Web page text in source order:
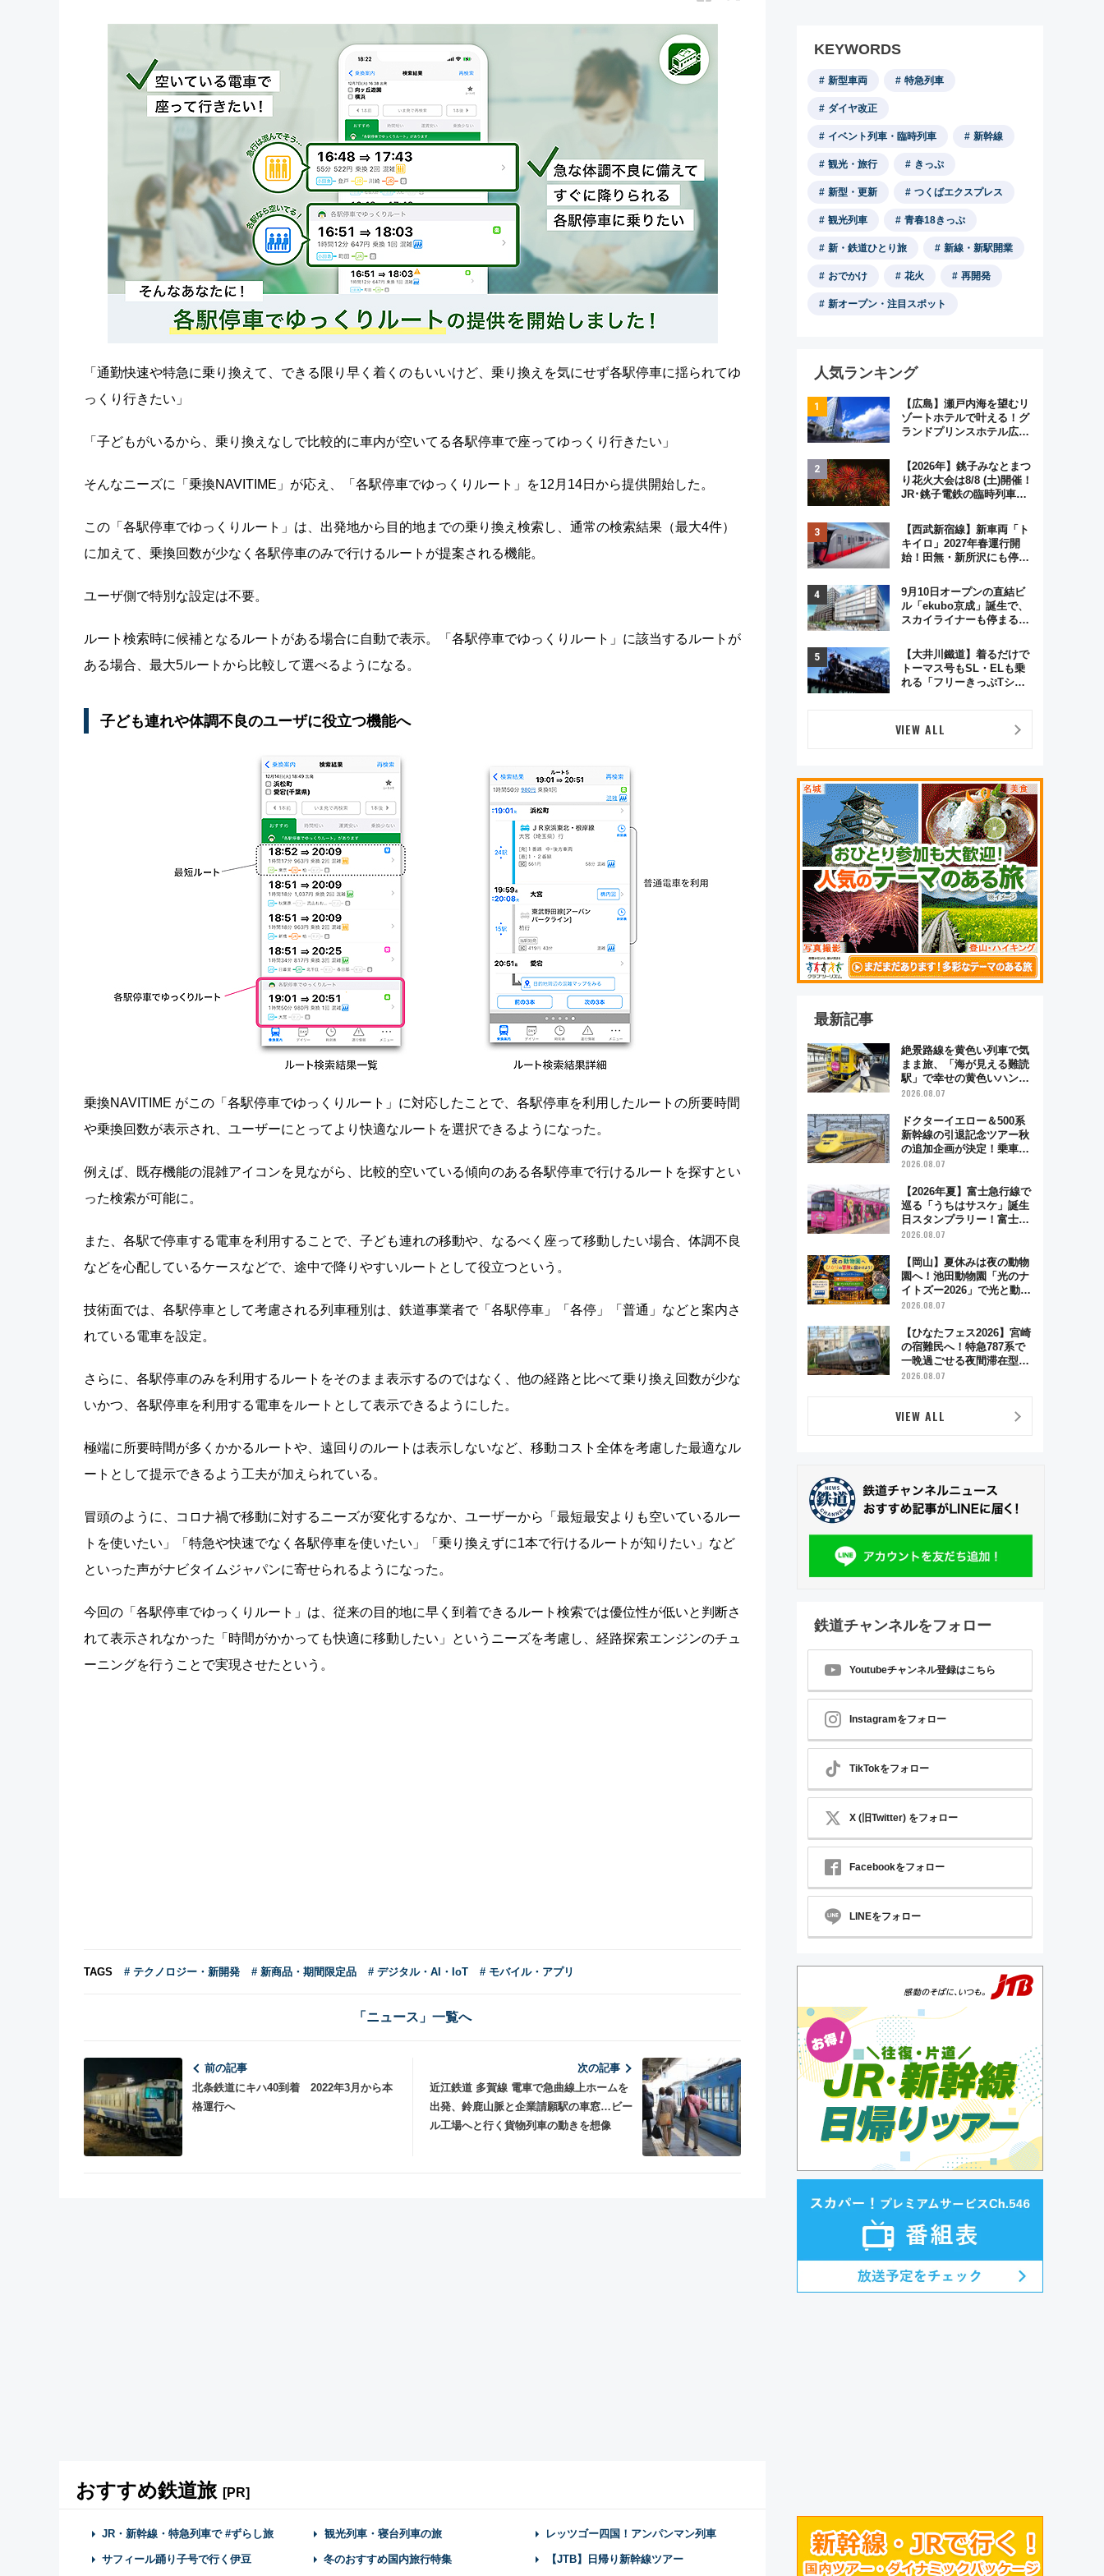
「通勤快速や特急に乗り換えて、できる限り早く着くのもいいけど、乗り換えを気にせず各駅停車に揺られてゆ
っくり行きたい」
「子どもがいるから、乗り換えなしで比較的に車内が空いてる各駅停車で座ってゆっくり行きたい」
そんなニーズに「乗換NAVITIME」が応え、「各駅停車でゆっくりルート」を12月14日から提供開始した。
この「各駅停車でゆっくりルート」は、出発地から目的地までの乗り換え検索し、通常の検索結果（最大4件）
に加えて、乗換回数が少なく各駅停車のみで行けるルートが提案される機能。
ユーザ側で特別な設定は不要。
ルート検索時に候補となるルートがある場合に自動で表示。「各駅停車でゆっくりルート」に該当するルートが
ある場合、最大5ルートから比較して選べるようになる。
子ども連れや体調不良のユーザに役立つ機能へ
乗換NAVITIME がこの「各駅停車でゆっくりルート」に対応したことで、各駅停車を利用したルートの所要時間
や乗換回数が表示され、ユーザーにとってより快適なルートを選択できるようになった。
例えば、既存機能の混雑アイコンを見ながら、比較的空いている傾向のある各駅停車で行けるルートを探すとい
った検索が可能に。
また、各駅で停車する電車を利用することで、子ども連れの移動や、なるべく座って移動したい場合、体調不良
などを心配しているケースなどで、途中で降りやすいルートとして役立つという。
技術面では、各駅停車として考慮される列車種別は、鉄道事業者で「各駅停車」「各停」「普通」などと案内さ
れている電車を設定。
さらに、各駅停車のみを利用するルートをそのまま表示するのではなく、他の経路と比べて乗り換え回数が少な
いかつ、各駅停車を利用する電車をルートとして表示できるようにした。
極端に所要時間が多くかかるルートや、遠回りのルートは表示しないなど、移動コスト全体を考慮した最適なル
ートとして提示できるよう工夫が加えられている。
冒頭のように、コロナ禍で移動に対するニーズが変化するなか、ユーザーから「最短最安よりも空いているルー
トを使いたい」「特急や快速でなく各駅停車を使いたい」「乗り換えずに1本で行けるルートが知りたい」など
といった声がナビタイムジャパンに寄せられるようになった。
今回の「各駅停車でゆっくりルート」は、従来の目的地に早く到着できるルート検索では優位性が低いと判断さ
れて表示されなかった「時間がかかっても快適に移動したい」というニーズを考慮し、経路探索エンジンのチュ
ーニングを行うことで実現させたという。
TAGS # テクノロジー・新開発 # 新商品・期間限定品 # デジタル・AI・IoT # モバイル・アプリ
「ニュース」一覧へ
前の記事
北条鉄道にキハ40到着 2022年3月から本
格運行へ
次の記事
近江鉄道 多賀線 電車で急曲線上ホームを
出発、鈴鹿山脈と企業請願駅の車窓…ビー
ル工場へと行く貨物列車の動きを想像
おすすめ鉄道旅 [PR]
JR・新幹線・特急列車で #ずらし旅 観光列車・寝台列車の旅 レッツゴー四国！アンパンマン列車
サフィール踊り子号で行く伊豆 冬のおすすめ国内旅行特集 【JTB】日帰り新幹線ツアー
KEYWORDS
新型車両 特急列車
ダイヤ改正
イベント列車・臨時列車 新幹線
観光・旅行 きっぷ
新型・更新 つくばエクスプレス
観光列車 青春18きっぷ
新・鉄道ひとり旅 新線・新駅開業
おでかけ 花火 再開発
新オープン・注目スポット
人気ランキング
【広島】瀬戸内海を望むリ
ゾートホテルで叶える！グ
ランドプリンスホテル広島
ジュアルパーティープラン
【2026年】銚子みなとまつ
り花火大会は8/8 (土)開催！
JR･銚子電鉄の臨時列車や
く8,000発の大迫力＆屋台
を満喫
【西武新宿線】新車両「ト
キイロ」2027年春運行開
始！田無・新所沢にも停
弾」も
9月10日オープンの直結ビ
ル「ekubo京成」誕生で、
スカイライナーも停まる巨
変わる？ 全テナント情報も
公開！
【大井川鐵道】着るだけで
トーマス号もSL・ELも乗
れる「フリーきっぷTシャ
VIEW ALL
最新記事
絶景路線を黄色い列車で気
まま旅、「海が見える難読
駅」で幸せの黄色いハンカ
チに願いを 「新・鉄道ひ
「島原鉄道」
2026.08.07
ドクターイエロー＆500系
新幹線の引退記念ツアー秋
の追加企画が決定！乗車体
験やグッズ・ホテル情報ま
2026.08.07
【2026年夏】富士急行線で
巡る「うちはサスケ」誕生
日スタンプラリー！富士急
ハイランド限定グルメ＆グ
2026.08.07
【岡山】夏休みは夜の動物
園へ！池田動物園「光のナ
イトズー2026」で光と動物
が彩る特別な夜
2026.08.07
【ひなたフェス2026】宮崎
の宿難民へ！特急787系で
一晩過ごせる夜間滞在型イ
ベント「スワローおひさ
2026.08.07
VIEW ALL
鉄道チャンネルをフォロー
Youtubeチャンネル登録はこちら
Instagramをフォロー
TikTokをフォロー
X (旧Twitter) をフォロー
Facebookをフォロー
LINEをフォロー